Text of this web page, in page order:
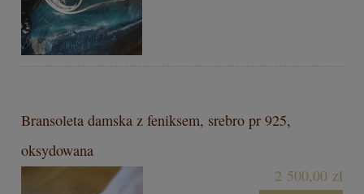
Bransoleta damska z feniksem, srebro pr 925,
oksydowana
2 500,00 zł